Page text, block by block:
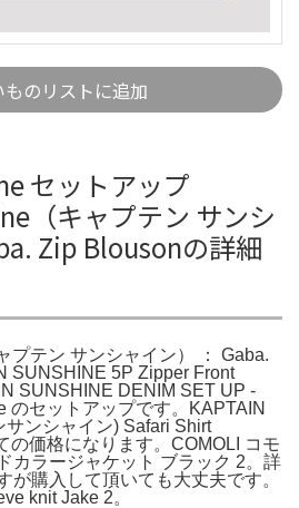
のリストに追加
セットアップ
（キャプテン サンシ
Zip Blousonの詳細
プテン サンシャイン） ： Gaba.
SUNSHINE 5P Zipper Front
SUNSHINE DENIM SET UP -
のセットアップです。KAPTAIN
ンシャイン) Safari Shirt
の価格になります。COMOLI コモ
カラージャケット ブラック 2。詳
が購入して頂いても大丈夫です。
knit Jake 2。